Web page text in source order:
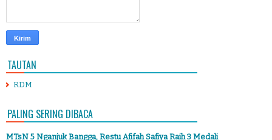
TAUTAN
RDM
PALING SERING DIBACA
MTsN 5 Nganjuk Bangga, Restu Afifah Safiya Raih 3 Medali